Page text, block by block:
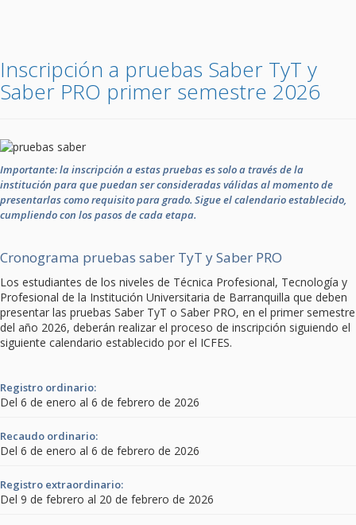
Inscripción a pruebas Saber TyT y
Saber PRO primer semestre 2026
Importante: la inscripción a estas pruebas es solo a través de la
institución para que puedan ser consideradas válidas al momento de
presentarlas como requisito para grado. Sigue el calendario establecido,
cumpliendo con los pasos de cada etapa.
Cronograma pruebas saber TyT y Saber PRO
Los estudiantes de los niveles de Técnica Profesional, Tecnología y
Profesional de la Institución Universitaria de Barranquilla que deben
presentar las pruebas Saber TyT o Saber PRO, en el primer semestre
del año 2026, deberán realizar el proceso de inscripción siguiendo el
siguiente calendario establecido por el ICFES.
Registro ordinario:
Del 6 de enero al 6 de febrero de 2026
Recaudo ordinario:
Del 6 de enero al 6 de febrero de 2026
Registro extraordinario:
Del 9 de febrero al 20 de febrero de 2026